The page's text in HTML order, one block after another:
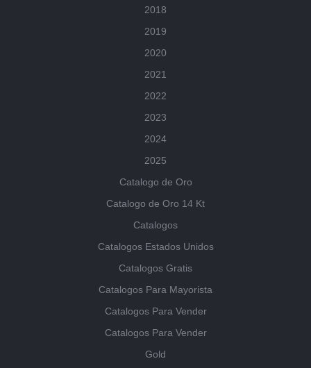
2018
2019
2020
2021
2022
2023
2024
2025
Catalogo de Oro
Catalogo de Oro 14 Kt
Catalogos
Catalogos Estados Unidos
Catalogos Gratis
Catalogos Para Mayorista
Catalogos Para Vender
Catalogos Para Vender
Gold